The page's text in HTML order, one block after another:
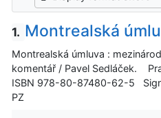
1. Montrealská
Montrealská úmluva :
komentář / Pavel Sedláček.
ISBN 978-80-87480-62-5
PZ